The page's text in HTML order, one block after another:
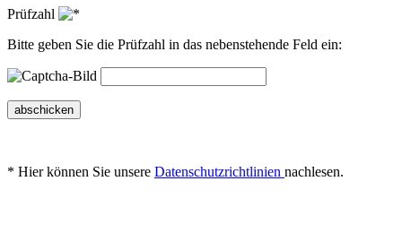
Prüfzahl
Bitte geben Sie die Prüfzahl in das nebenstehende Feld ein:
abschicken
* Hier können Sie unsere Datenschutzrichtlinien nachlesen.